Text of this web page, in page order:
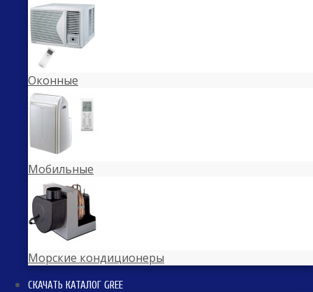
Оконные
Мобильные
Морские кондиционеры
СКАЧАТЬ КАТАЛОГ GREE